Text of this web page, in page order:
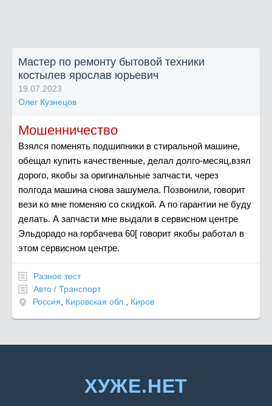
Мастер по ремонту бытовой техники
костылев ярослав юрьевич
19.07.2023
Олег Кузнецов
Мошенничество
Взялся поменять подшипники в стиральной машине,
обещал купить качественные, делал долго-месяц,взял
дорого, якобы за оригинальные запчасти, через
полгода машина снова зашумела. Позвонили, говорит
вези ко мне поменяю со скидкой. А по гарантии не буду
делать. А запчасти мне выдали в сервисном центре
Эльдорадо на горбачева 60[ говорит якобы работал в
этом сервисном центре.
Разное тест
Авто / Транспорт
Россия, Кировская обл., Киров
ХУЖЕ.НЕТ